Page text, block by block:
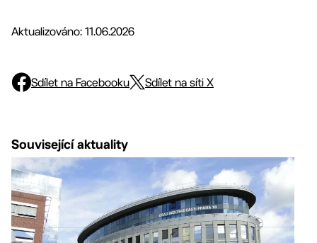
Aktualizováno: 11.06.2026
Sdílet na Facebooku Sdílet na síti X
Související aktuality